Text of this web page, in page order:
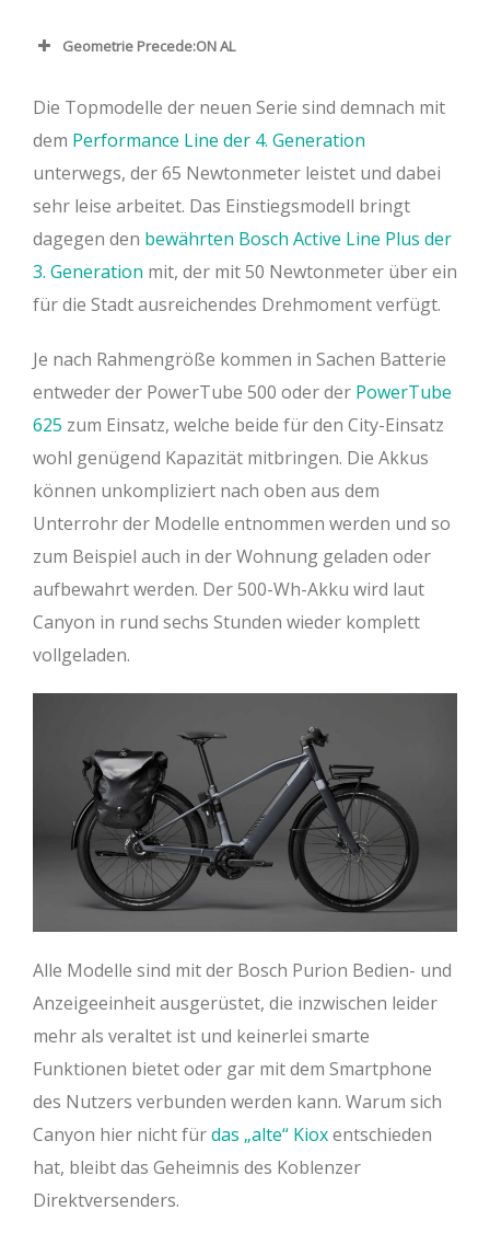
Geometrie Precede:ON AL
Tiefeinsteiger
Rahmengröße U025 L
Oberrohr (mm) 589 626 666
Sitzwinkel (°) 72,5 72,5 72,5
Kettenstrebe (mm)
Reach (mm) 412 434 460
Stack (mm) 627 671 718
Steuerrohr (mm) 176,1 186,3 201,8
Lenkwinkel (°) 68,5 68,5 68,5 68,5
Sitzrohr (mm) 365 403,5 440 485
Sitzwinkel (°) 72,5 72,5 72,5 72,5
Reach (mm) 375 390 406 434
Stack (mm) 621 631 645
Die Topmodelle der neuen Serie sind demnach mit
dem Performance Line der 4. Generation
unterwegs, der 65 Newtonmeter leistet und dabei
sehr leise arbeitet. Das Einstiegsmodell bringt
dagegen den bewährten Bosch Active Line Plus der
3. Generation mit, der mit 50 Newtonmeter über ein
für die Stadt ausreichendes Drehmoment verfügt.
Je nach Rahmengröße kommen in Sachen Batterie
entweder der PowerTube 500 oder der PowerTube
625 zum Einsatz, welche beide für den City-Einsatz
wohl genügend Kapazität mitbringen. Die Akkus
können unkompliziert nach oben aus dem
Unterrohr der Modelle entnommen werden und so
zum Beispiel auch in der Wohnung geladen oder
aufbewahrt werden. Der 500-Wh-Akku wird laut
Canyon in rund sechs Stunden wieder komplett
vollgeladen.
Alle Modelle sind mit der Bosch Purion Bedien- und
Anzeigeeinheit ausgerüstet, die inzwischen leider
mehr als veraltet ist und keinerlei smarte
Funktionen bietet oder gar mit dem Smartphone
des Nutzers verbunden werden kann. Warum sich
Canyon hier nicht fürdas „alte“ Kioxentschieden
hat, bleibt das Geheimnis des Koblenzer
Direktversenders.